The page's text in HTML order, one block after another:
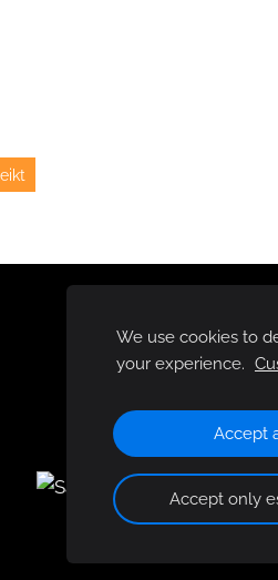
We use cookies to
your experience.
Accept
Accept only